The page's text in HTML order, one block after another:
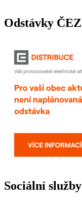
Odstávky ČEZ
Sociální služby